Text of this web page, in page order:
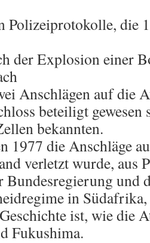
Polizeiprotokolle, die
der Explosion einer
Anschlägen auf die
beteiligt gewesen
bekannten.
1977 die Anschläge
verletzt wurde, aus
und
in
ist, wie die
Fukushima.